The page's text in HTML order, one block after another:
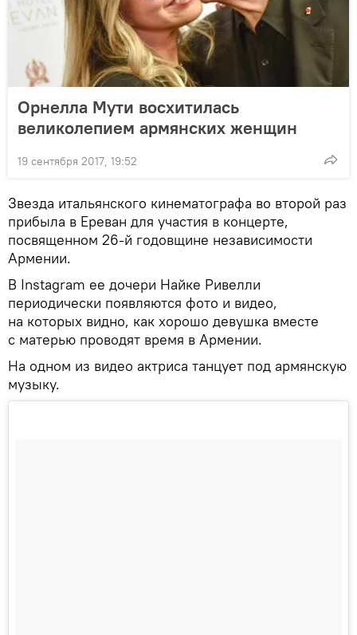
Орнелла Мути восхитилась
великолепием армянских женщин
19 сентября 2017, 19:52
Звезда итальянского кинематографа во второй раз
прибыла в Ереван для участия в концерте,
посвященном 26-й годовщине независимости
Армении.
В Instagram ее дочери Найке Ривелли
периодически появляются фото и видео,
на которых видно, как хорошо девушка вместе
с матерью проводят время в Армении.
На одном из видео актриса танцует под армянскую
музыку.